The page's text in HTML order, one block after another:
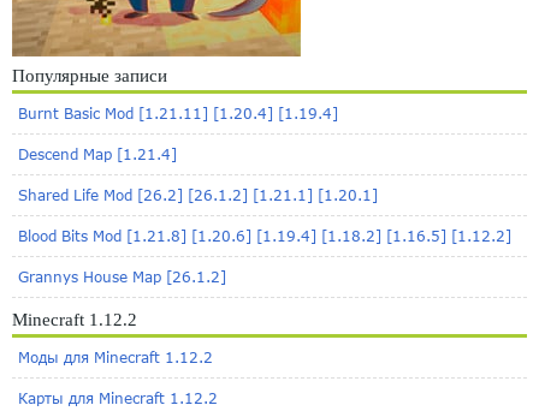
Популярные записи
Burnt Basic Mod [1.21.11] [1.20.4] [1.19.4]
Descend Map [1.21.4]
Shared Life Mod [26.2] [26.1.2] [1.21.1] [1.20.1]
Blood Bits Mod [1.21.8] [1.20.6] [1.19.4] [1.18.2] [1.16.5] [1.12.2]
Grannys House Map [26.1.2]
Minecraft 1.12.2
Моды для Minecraft 1.12.2
Карты для Minecraft 1.12.2